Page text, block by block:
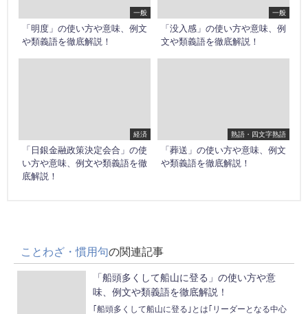
一般
「明度」の使い方や意味、例文
や類義語を徹底解説！
一般
「没入感」の使い方や意味、例
文や類義語を徹底解説！
経済
「日銀金融政策決定会合」の使
い方や意味、例文や類義語を徹
底解説！
熟語・四文字熟語
「葬送」の使い方や意味、例文
や類義語を徹底解説！
ことわざ・慣用句の関連記事
「船頭多くして船山に登る」の使い方や意
味、例文や類義語を徹底解説！
｢船頭多くして船山に登る｣とは｢リーダーとなる中心